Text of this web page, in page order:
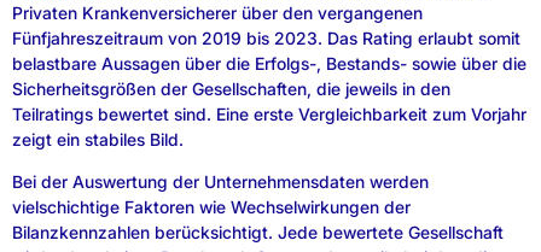
Privaten Krankenversicherer über den vergangenen
Fünfjahreszeitraum von 2019 bis 2023. Das Rating erlaubt somit
belastbare Aussagen über die Erfolgs-, Bestands- sowie über die
Sicherheitsgrößen der Gesellschaften, die jeweils in den
Teilratings bewertet sind. Eine erste Vergleichbarkeit zum Vorjahr
zeigt ein stabiles Bild.
Bei der Auswertung der Unternehmensdaten werden
vielschichtige Faktoren wie Wechselwirkungen der
Bilanzkennzahlen berücksichtigt. Jede bewertete Gesellschaft